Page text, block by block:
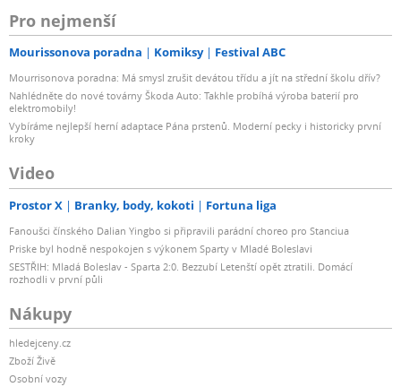
Pro nejmenší
Mourissonova poradna Komiksy Festival ABC
Mourrisonova poradna: Má smysl zrušit devátou třídu a jít na střední školu dřív?
Nahlédněte do nové továrny Škoda Auto: Takhle probíhá výroba baterií pro
elektromobily!
Vybíráme nejlepší herní adaptace Pána prstenů. Moderní pecky i historicky první
kroky
Video
Prostor X Branky, body, kokoti Fortuna liga
Fanoušci čínského Dalian Yingbo si připravili parádní choreo pro Stanciua
Priske byl hodně nespokojen s výkonem Sparty v Mladé Boleslavi
SESTŘIH: Mladá Boleslav - Sparta 2:0. Bezzubí Letenští opět ztratili. Domácí
rozhodli v první půli
Nákupy
hledejceny.cz
Zboží Živě
Osobní vozy